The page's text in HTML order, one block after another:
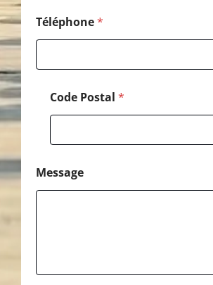
Téléphone*
Code Postal *
Message